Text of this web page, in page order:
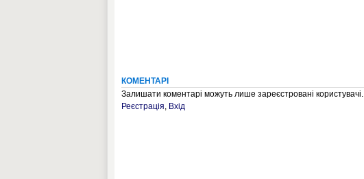
КОМЕНТАРІ
Залишати коментарі можуть лише зареєстровані користувачі.
Реєстрація, Вхід